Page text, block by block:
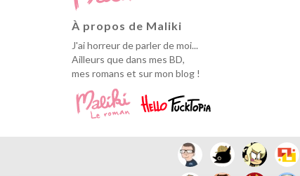
À propos de Maliki
J'ai horreur de parler de moi...
Ailleurs que dans mes BD,
mes romans et sur mon blog !